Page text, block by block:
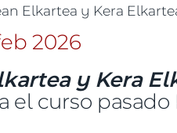
Elkartea y Kera
y Kera
el curso pasado